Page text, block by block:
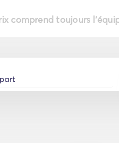
comprend toujours